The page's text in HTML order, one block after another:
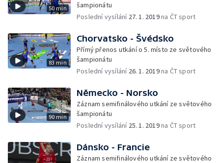
50 min
šampionátu
Poslední vysílání 27. 1. 2019na ČT sport
83 min
Chorvatsko - Švédsko
Přímý přenos utkání o 5. místo ze světového
šampionátu
Poslední vysílání 26. 1. 2019na ČT sport
90 min
Německo - Norsko
Záznam semifinálového utkání ze světového
šampionátu
Poslední vysílání 25. 1. 2019na ČT sport
Dánsko - Francie
Záznam semifinálového utkání ze světového